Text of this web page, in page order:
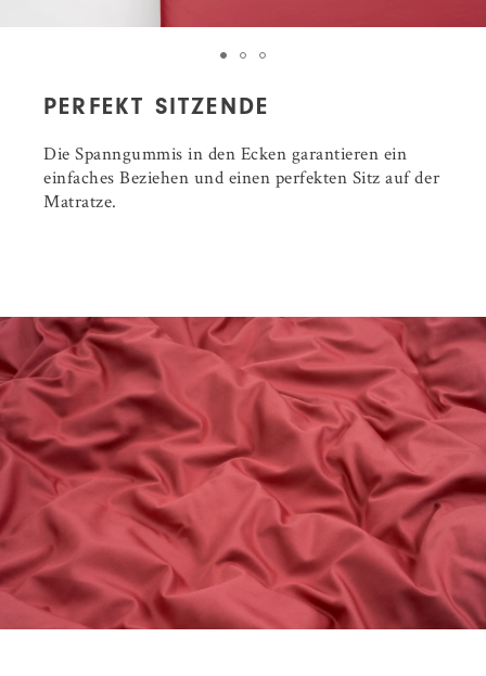
PERFEKT SITZENDE
Die Spanngummis in den Ecken garantieren ein
einfaches Beziehen und einen perfekten Sitz auf der
Matratze.